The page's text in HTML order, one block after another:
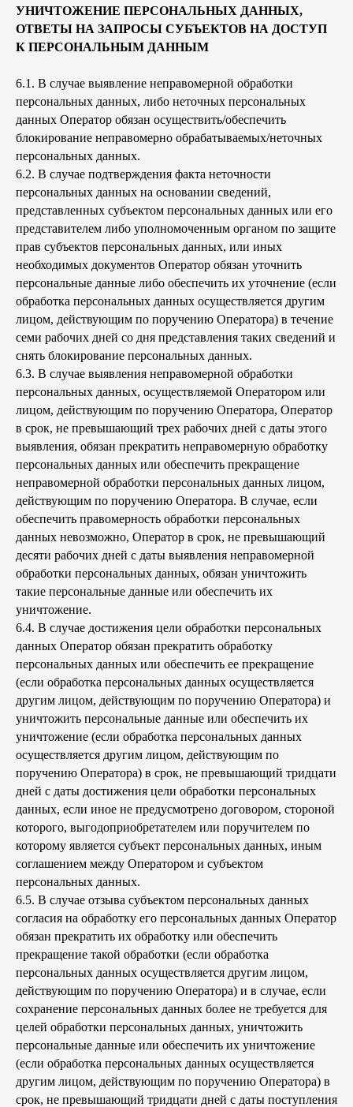
УНИЧТОЖЕНИЕ ПЕРСОНАЛЬНЫХ ДАННЫХ,
ОТВЕТЫ НА ЗАПРОСЫ СУБЪЕКТОВ НА ДОСТУП
К ПЕРСОНАЛЬНЫМ ДАННЫМ
6.1. В случае выявление неправомерной обработки
персональных данных, либо неточных персональных
данных Оператор обязан осуществить/обеспечить
блокирование неправомерно обрабатываемых/неточных
персональных данных.
6.2. В случае подтверждения факта неточности
персональных данных на основании сведений,
представленных субъектом персональных данных или его
представителем либо уполномоченным органом по защите
прав субъектов персональных данных, или иных
необходимых документов Оператор обязан уточнить
персональные данные либо обеспечить их уточнение (если
обработка персональных данных осуществляется другим
лицом, действующим по поручению Оператора) в течение
семи рабочих дней со дня представления таких сведений и
снять блокирование персональных данных.
6.3. В случае выявления неправомерной обработки
персональных данных, осуществляемой Оператором или
лицом, действующим по поручению Оператора, Оператор
в срок, не превышающий трех рабочих дней с даты этого
выявления, обязан прекратить неправомерную обработку
персональных данных или обеспечить прекращение
неправомерной обработки персональных данных лицом,
действующим по поручению Оператора. В случае, если
обеспечить правомерность обработки персональных
данных невозможно, Оператор в срок, не превышающий
десяти рабочих дней с даты выявления неправомерной
обработки персональных данных, обязан уничтожить
такие персональные данные или обеспечить их
уничтожение.
6.4. В случае достижения цели обработки персональных
данных Оператор обязан прекратить обработку
персональных данных или обеспечить ее прекращение
(если обработка персональных данных осуществляется
другим лицом, действующим по поручению Оператора) и
уничтожить персональные данные или обеспечить их
уничтожение (если обработка персональных данных
осуществляется другим лицом, действующим по
поручению Оператора) в срок, не превышающий тридцати
дней с даты достижения цели обработки персональных
данных, если иное не предусмотрено договором, стороной
которого, выгодоприобретателем или поручителем по
которому является субъект персональных данных, иным
соглашением между Оператором и субъектом
персональных данных.
6.5. В случае отзыва субъектом персональных данных
согласия на обработку его персональных данных Оператор
обязан прекратить их обработку или обеспечить
прекращение такой обработки (если обработка
персональных данных осуществляется другим лицом,
действующим по поручению Оператора) и в случае, если
сохранение персональных данных более не требуется для
целей обработки персональных данных, уничтожить
персональные данные или обеспечить их уничтожение
(если обработка персональных данных осуществляется
другим лицом, действующим по поручению Оператора) в
срок, не превышающий тридцати дней с даты поступления